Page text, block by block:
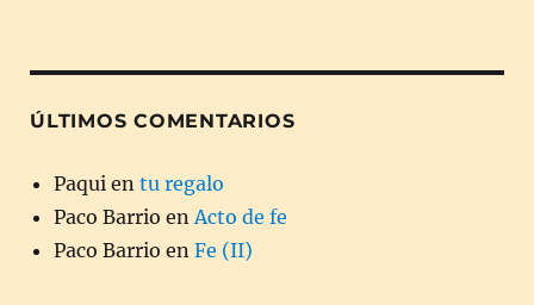
ÚLTIMOS COMENTARIOS
Paqui en tu regalo
Paco Barrio en Acto de fe
Paco Barrio en Fe (II)